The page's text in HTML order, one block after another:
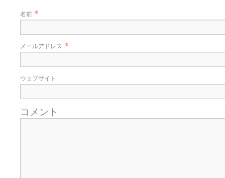
名前 *
メールアドレス *
ウェブサイト
コメント